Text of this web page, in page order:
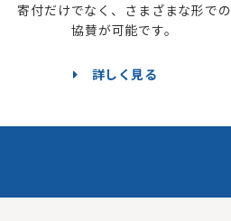
寄付だけでなく、さまざまな形での
協賛が可能です。
詳しく見る